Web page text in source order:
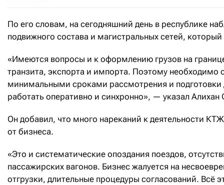
По его словам, на сегодняшний день в республике
подвижного состава и магистральных сетей,
«Имеются вопросы и к оформлению грузов на
транзита, экспорта и импорта. Поэтому необходимо
минимальными сроками рассмотрения и
работать оперативно и синхронно», — указал
Он добавил, что много нареканий к деятельности
от бизнеса.
«Это и систематические опоздания поездов,
пассажирских вагонов. Бизнес жалуется на
отгрузки, длительные процедуры согласований. Всё